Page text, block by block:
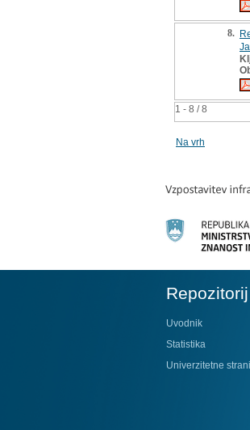
1 - 8 / 8
8.
Na vrh
Repozitorij
Uvodnik
Statistika
Univerzitetne strani